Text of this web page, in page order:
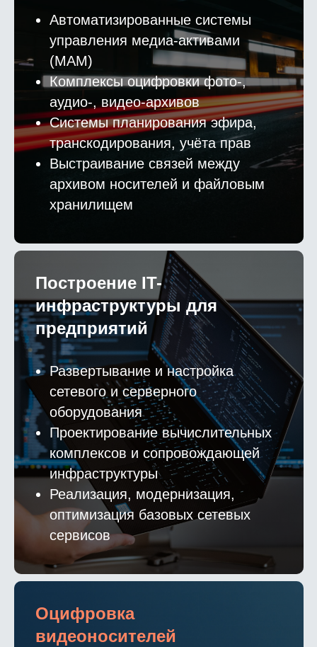
Автоматизированные системы
управления медиа-активами
(MAM)
Комплексы оцифровки фото-,
аудио-, видео-архивов
Системы планирования эфира,
транскодирования, учёта прав
Выстраивание связей между
архивом носителей и файловым
хранилищем
Построение IT-
инфраструктуры для
предприятий
Развертывание и настройка
сетевого и серверного
оборудования
Проектирование вычислительных
комплексов и сопровождающей
инфраструктуры
Реализация, модернизация,
оптимизация базовых сетевых
сервисов
Оцифровка
видеоносителей